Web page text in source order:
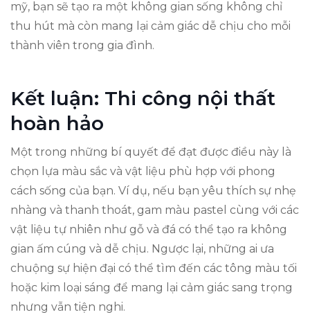
mỹ, bạn sẽ tạo ra một không gian sống không chỉ
thu hút mà còn mang lại cảm giác dễ chịu cho mỗi
thành viên trong gia đình.
Kết luận: Thi công nội thất
hoàn hảo
Một trong những bí quyết để đạt được điều này là
chọn lựa màu sắc và vật liệu phù hợp với phong
cách sống của bạn. Ví dụ, nếu bạn yêu thích sự nhẹ
nhàng và thanh thoát, gam màu pastel cùng với các
vật liệu tự nhiên như gỗ và đá có thể tạo ra không
gian ấm cúng và dễ chịu. Ngược lại, những ai ưa
chuộng sự hiện đại có thể tìm đến các tông màu tối
hoặc kim loại sáng để mang lại cảm giác sang trọng
nhưng vẫn tiện nghi.